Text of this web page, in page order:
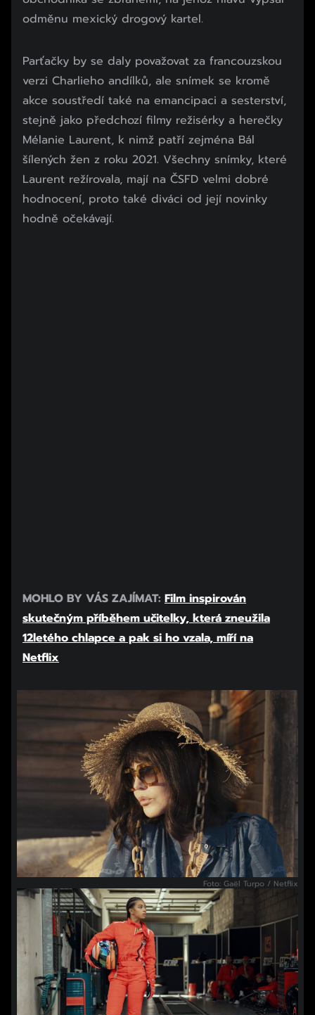
odměnu mexický drogový kartel.
Začátek reklamy
Konec reklamy
Parťačky by se daly považovat za francouzskou
verzi Charlieho andílků, ale snímek se kromě
akce soustředí také na emancipaci a sesterství,
stejně jako předchozí filmy režisérky a herečky
Mélanie Laurent, k nimž patří zejména Bál
šílených žen z roku 2021. Všechny snímky, které
Laurent režírovala, mají na ČSFD velmi dobré
hodnocení, proto také diváci od její novinky
hodně očekávají.
MOHLO BY VÁS ZAJÍMAT: Film inspirován
skutečným příběhem učitelky, která zneužila
12letého chlapce a pak si ho vzala, míří na
Netflix
Foto: Gaël Turpo / Netflix